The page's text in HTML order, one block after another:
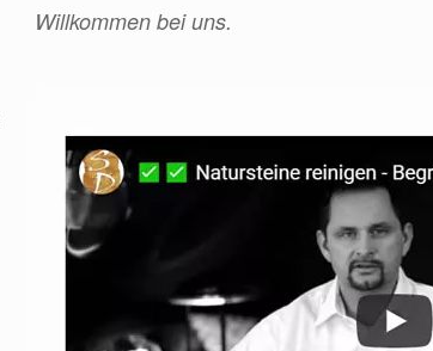
Willkommen bei uns.